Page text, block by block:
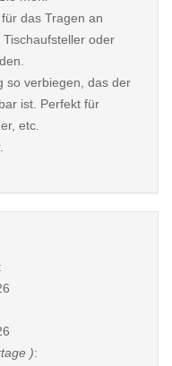
das Tragen an
oder
so verbiegen, das der
ist. Perfekt für
etc.
:
):